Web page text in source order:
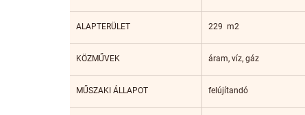
​ALAPTERÜLET 229  m2
KÖZMŰVEK áram, víz, gáz
​MŰSZAKI ÁLLAPOT felújítandó